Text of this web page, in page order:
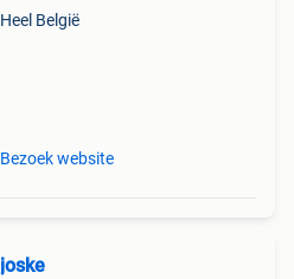
Heel België
Bezoek website
joske